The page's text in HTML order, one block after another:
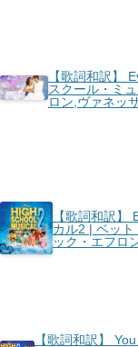
【歌詞和訳】
スクール・ミ
ロン,ヴァネッ
【歌詞和訳
カル2 | ベッ
ック・エフロ
【歌詞和訳】